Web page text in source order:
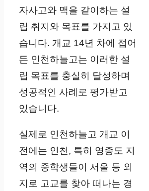
자사고와 맥을 같이하는 설
립 취지와 목표를 가지고 있
습니다. 개교 14년 차에 접어
든 인천하늘고는 이러한 설
립 목표를 충실히 달성하며
성공적인 사례로 평가받고
있습니다.
실제로 인천하늘고 개교 이
전에는 인천, 특히 영종도 지
역의 중학생들이 서울 등 외
지로 고교를 찾아 떠나는 경